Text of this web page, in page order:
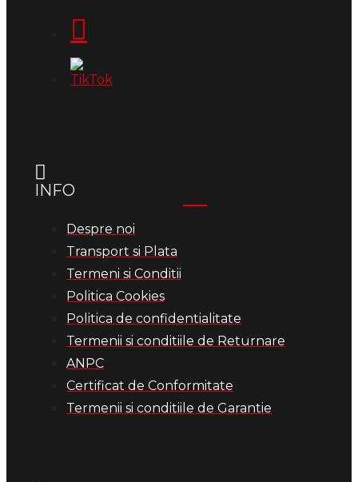
INFO
Despre noi
Transport si Plata
Termeni si Conditii
Politica Cookies
Politica de confidentialitate
Termenii si conditiile de Returnare
ANPC
Certificat de Conformitate
Termenii si conditiile de Garantie